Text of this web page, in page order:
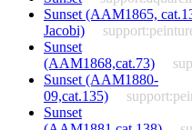
Sunset (AAM1865,
Jacobi)
Sunset
(AAM1868,cat.73)
Sunset (AAM1880-
09,cat.135)
Sunset